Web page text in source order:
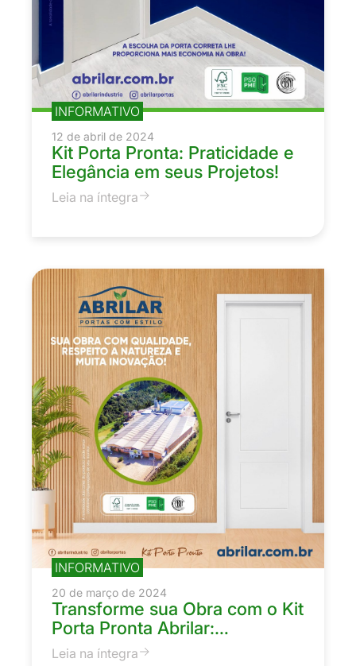
INFORMATIVO
12 de abril de 2024
Kit Porta Pronta: Praticidade e
Elegância em seus Projetos!
Leia na íntegra
INFORMATIVO
20 de março de 2024
Transforme sua Obra com o Kit
Porta Pronta Abrilar:…
Leia na íntegra